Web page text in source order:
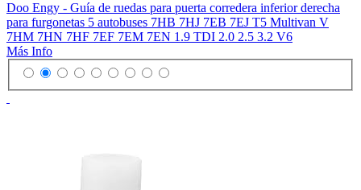
Doo Engy - Guía de ruedas para puerta corredera inferior derecha
para furgonetas 5 autobuses 7HB 7HJ 7EB 7EJ T5 Multivan V
7HM 7HN 7HF 7EF 7EM 7EN 1.9 TDI 2.0 2.5 3.2 V6
Más Info